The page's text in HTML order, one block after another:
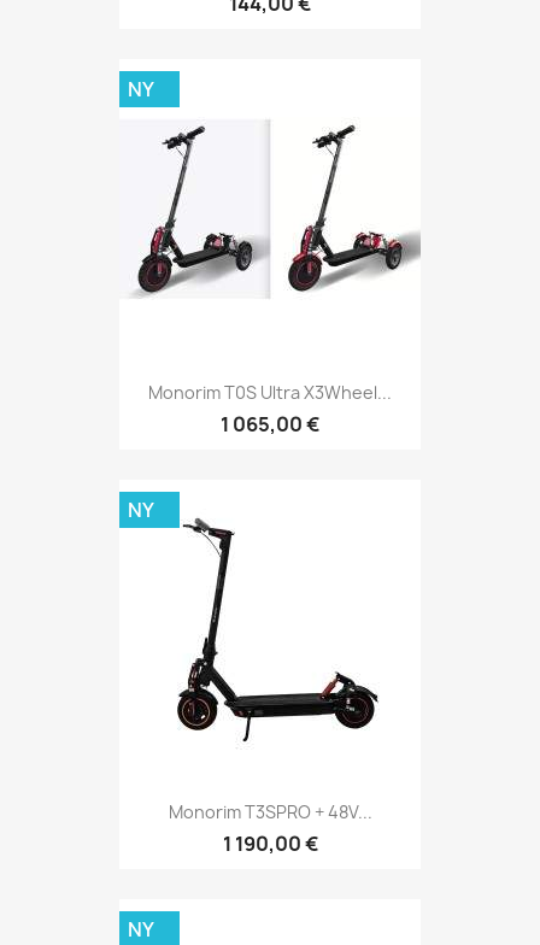
Monorim T0S Ultra X3Wheel...
1 065,00 €
NY
Monorim T3SPRO + 48V...
1 190,00 €
NY
NY